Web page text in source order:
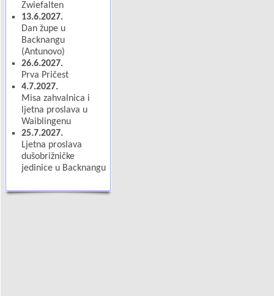
Zwiefalten
13.6.2027.
Dan župe u
Backnangu
(Antunovo)
26.6.2027.
Prva Pričest
4.7.2027.
Misa zahvalnica i
ljetna proslava u
Waiblingenu
25.7.2027.
Ljetna proslava
dušobrižničke
jedinice u Backnangu